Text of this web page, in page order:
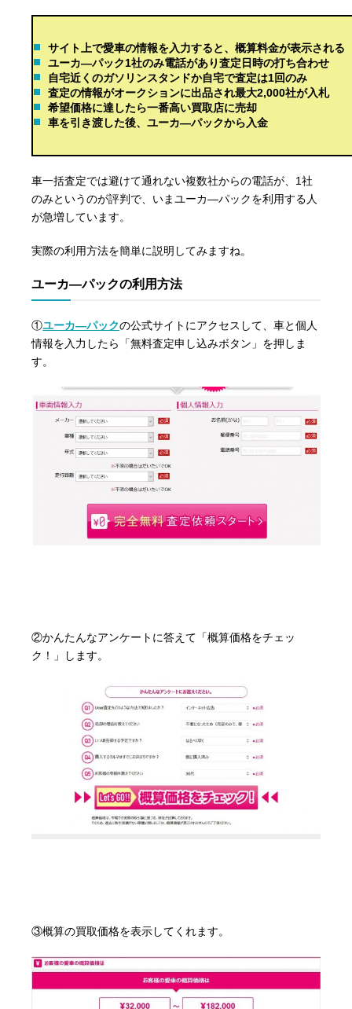
サイト上で愛車の情報を入力すると、概算料金が表示される
ユーカ―パック1社のみ電話があり査定日時の打ち合わせ
自宅近くのガソリンスタンドか自宅で査定は1回のみ
査定の情報がオークションに出品され最大2,000社が入札
希望価格に達したら一番高い買取店に売却
車を引き渡した後、ユーカ―パックから入金
車一括査定では避けて通れない複数社からの電話が、1社
のみというのが評判で、いまユーカ―パックを利用する人
が急増しています。
実際の利用方法を簡単に説明してみますね。
ユーカ―パックの利用方法
①ユーカ―パックの公式サイトにアクセスして、車と個人
情報を入力したら「無料査定申し込みボタン」を押しま
す。
②かんたんなアンケートに答えて「概算価格をチェッ
ク！」します。
③概算の買取価格を表示してくれます。